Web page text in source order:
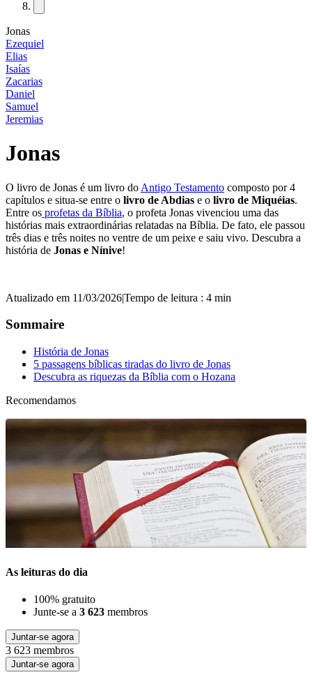
Jonas
Ezequiel
Elias
Isaías
Zacarias
Daniel
Samuel
Jeremias
Jonas
O livro de Jonas é um livro do Antigo Testamento composto por 4
capítulos e situa-se entre o livro de Abdias e o livro de Miquéias.
Entre os profetas da Bíblia, o profeta Jonas vivenciou uma das
histórias mais extraordinárias relatadas na Bíblia. De fato, ele passou
três dias e três noites no ventre de um peixe e saiu vivo. Descubra a
história de Jonas e Nínive!
Atualizado em 11/03/2026|Tempo de leitura : 4 min
Sommaire
História de Jonas
5 passagens bíblicas tiradas do livro de Jonas
Descubra as riquezas da Bíblia com o Hozana
Recomendamos
As leituras do dia
100% gratuito
Junte-se a 3 623 membros
Juntar-se agora
3 623 membros
Juntar-se agora